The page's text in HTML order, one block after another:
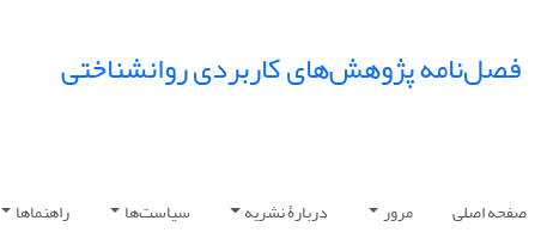
فصل‌نامه پژوهش‌های کاربردی روانشناختی
صفحه اصلی مرور دربارۀ نشریه سیاست‌ها راهنماها